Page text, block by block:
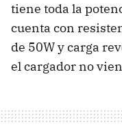
tiene toda la
cuenta con
de 50W y carga
el cargador no